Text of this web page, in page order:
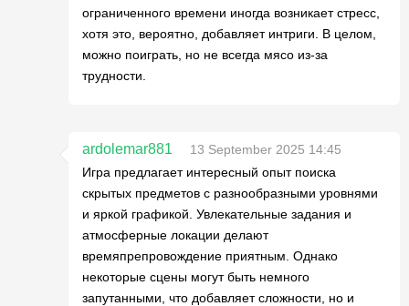
ограниченного времени иногда возникает стресс,
хотя это, вероятно, добавляет интриги. В целом,
можно поиграть, но не всегда мясо из-за
трудности.
ardolemar881
13 September 2025 14:45
Игра предлагает интересный опыт поиска
скрытых предметов с разнообразными уровнями
и яркой графикой. Увлекательные задания и
атмосферные локации делают
времяпрепровождение приятным. Однако
некоторые сцены могут быть немного
запутанными, что добавляет сложности, но и